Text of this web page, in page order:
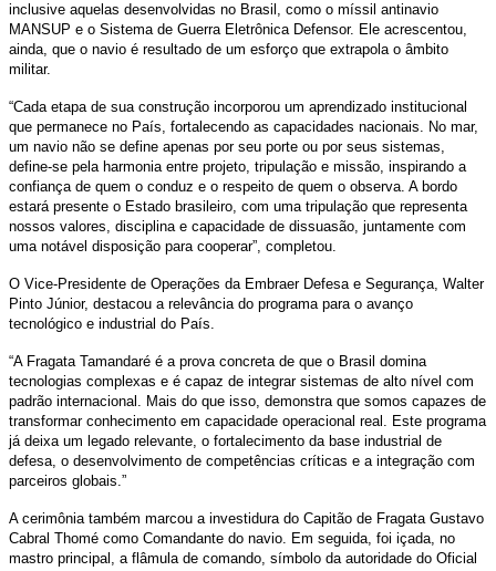
inclusive aquelas desenvolvidas no Brasil, como o míssil antinavio
MANSUP e o Sistema de Guerra Eletrônica Defensor. Ele acrescentou,
ainda, que o navio é resultado de um esforço que extrapola o âmbito
militar.
“Cada etapa de sua construção incorporou um aprendizado institucional
que permanece no País, fortalecendo as capacidades nacionais. No mar,
um navio não se define apenas por seu porte ou por seus sistemas,
define-se pela harmonia entre projeto, tripulação e missão, inspirando a
confiança de quem o conduz e o respeito de quem o observa. A bordo
estará presente o Estado brasileiro, com uma tripulação que representa
nossos valores, disciplina e capacidade de dissuasão, juntamente com
uma notável disposição para cooperar”, completou.
O Vice-Presidente de Operações da Embraer Defesa e Segurança, Walter
Pinto Júnior, destacou a relevância do programa para o avanço
tecnológico e industrial do País.
“A Fragata Tamandaré é a prova concreta de que o Brasil domina
tecnologias complexas e é capaz de integrar sistemas de alto nível com
padrão internacional. Mais do que isso, demonstra que somos capazes de
transformar conhecimento em capacidade operacional real. Este programa
já deixa um legado relevante, o fortalecimento da base industrial de
defesa, o desenvolvimento de competências críticas e a integração com
parceiros globais.”
A cerimônia também marcou a investidura do Capitão de Fragata Gustavo
Cabral Thomé como Comandante do navio. Em seguida, foi içada, no
mastro principal, a flâmula de comando, símbolo da autoridade do Oficial